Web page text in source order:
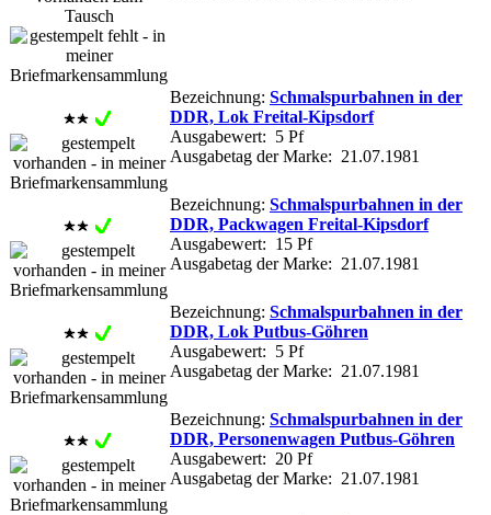
Bezeichnung: Schmalspurbahnen in der
DDR, Lok Freital-Kipsdorf
Ausgabewert: 5 Pf
Ausgabetag der Marke: 21.07.1981
Bezeichnung: Schmalspurbahnen in der
DDR, Packwagen Freital-Kipsdorf
Ausgabewert: 15 Pf
Ausgabetag der Marke: 21.07.1981
Bezeichnung: Schmalspurbahnen in der
DDR, Lok Putbus-Göhren
Ausgabewert: 5 Pf
Ausgabetag der Marke: 21.07.1981
Bezeichnung: Schmalspurbahnen in der
DDR, Personenwagen Putbus-Göhren
Ausgabewert: 20 Pf
Ausgabetag der Marke: 21.07.1981